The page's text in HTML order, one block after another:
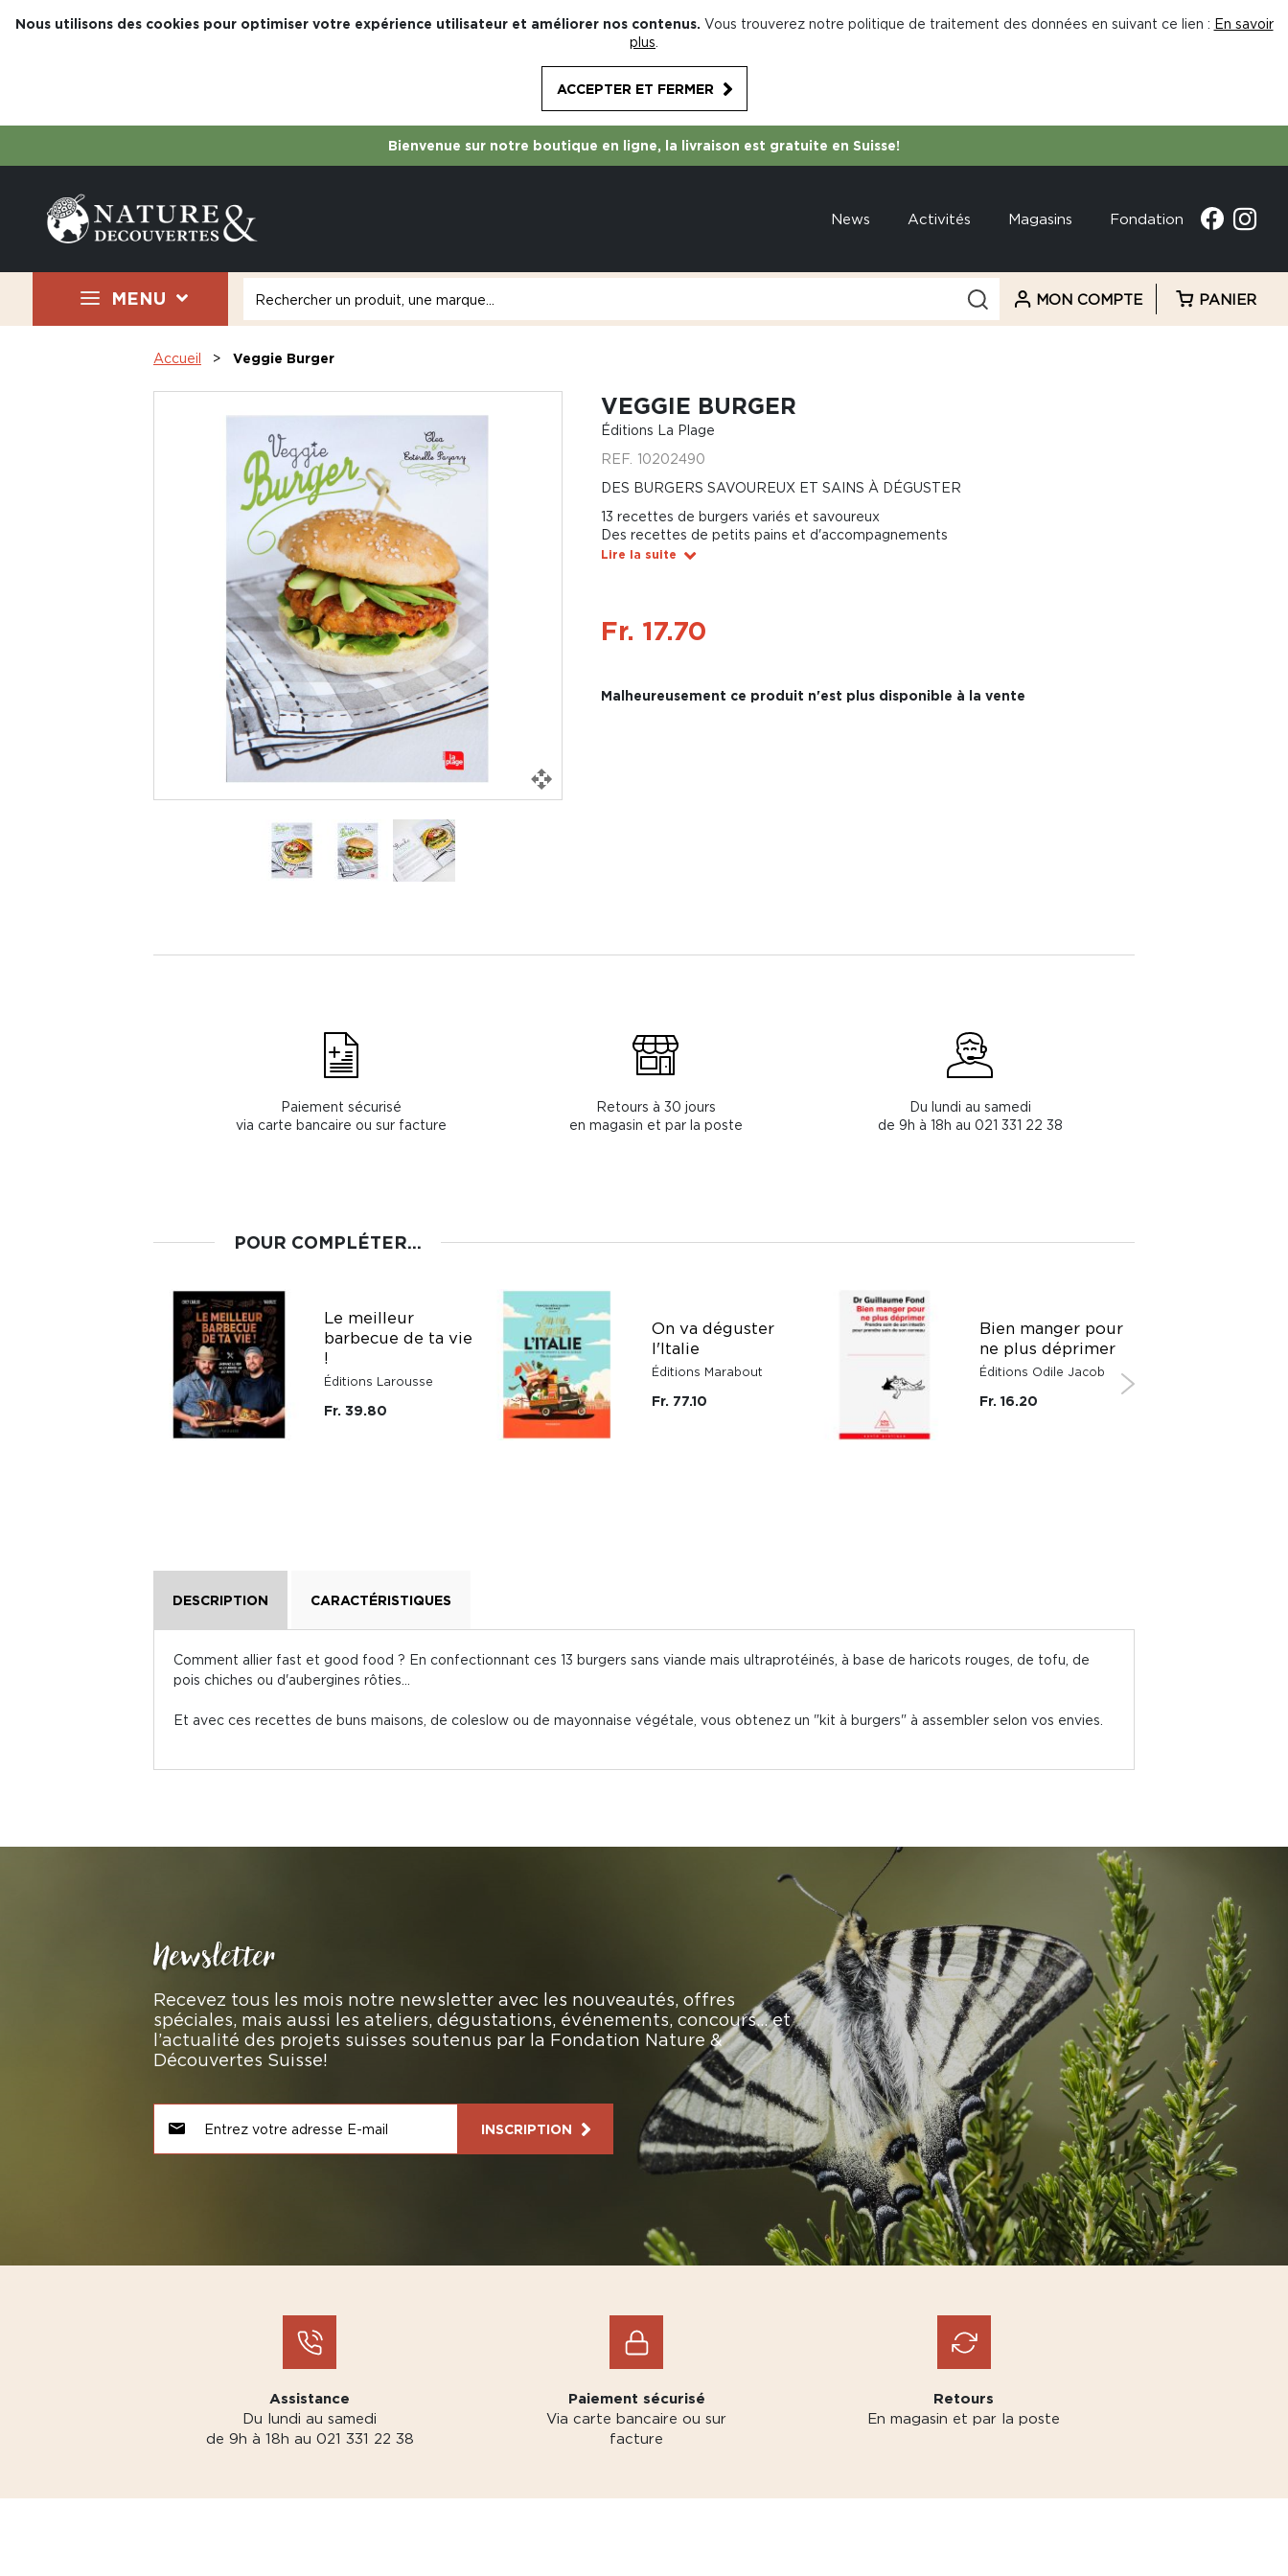
Nous utilisons des cookies pour optimiser votre expérience utilisateur et améliorer nos contenus. Vous trouverez notre politique de traitement des données en suivant ce lien : En savoir
plus
ACCEPTER ET FERMER
Bienvenue sur notre boutique en ligne, la livraison est gratuite en Suisse!
News Activités Magasins Fondation
MENU MON COMPTE PANIER
Accueil Veggie Burger
VEGGIE BURGER
Éditions La Plage
REF. 10202490
DES BURGERS SAVOUREUX ET SAINS À DÉGUSTER
13 recettes de burgers variés et savoureux
Des recettes de petits pains et d'accompagnements
Lire la suite
Fr. 17.70
Malheureusement ce produit n'est plus disponible à la vente
Paiement sécurisé
via carte bancaire ou sur facture
Retours à 30 jours
en magasin et par la poste
Du lundi au samedi
de 9h à 18h au 021 331 22 38
POUR COMPLÉTER...
Le meilleur
barbecue de ta vie
!
Éditions Larousse
Fr. 39.80
On va déguster
l'Italie
Éditions Marabout
Fr. 77.10
Bien manger pour
ne plus déprimer
Éditions Odile Jacob
Fr. 16.20
DESCRIPTION CARACTÉRISTIQUES
Comment allier fast et good food ? En confectionnant ces 13 burgers sans viande mais ultraprotéinés, à base de haricots rouges, de tofu, de
pois chiches ou d'aubergines rôties...
Et avec ces recettes de buns maisons, de coleslow ou de mayonnaise végétale, vous obtenez un "kit à burgers" à assembler selon vos envies.
Newsletter
Recevez tous les mois notre newsletter avec les nouveautés, offres
spéciales, mais aussi les ateliers, dégustations, événements, concours… et
l’actualité des projets suisses soutenus par la Fondation Nature &
Découvertes Suisse!
INSCRIPTION
Assistance
Du lundi au samedi
de 9h à 18h au 021 331 22 38
Paiement sécurisé
Via carte bancaire ou sur
facture
Retours
En magasin et par la poste